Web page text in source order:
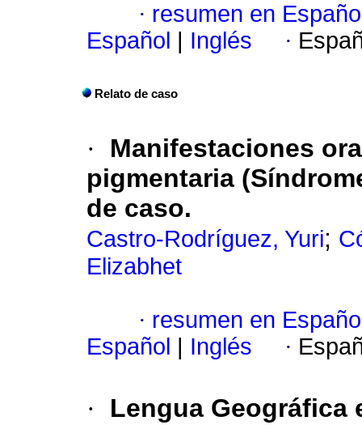
· resumen en
Español
Inglés ·
Relato de caso
·
Manifestaciones
pigmentaria
de caso.
Castro-Rodríguez, Yuri;
Elizabhet
· resumen en
Español
Inglés ·
· Lengua Geográfica